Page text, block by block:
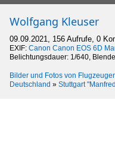
Wolfgang Kleuser
09.09.2021, 156 Aufrufe, 0
EXIF: Canon Canon EOS 6D
Belichtungsdauer: 1/640,
Bilder und Fotos von
Deutschland » Stuttgart